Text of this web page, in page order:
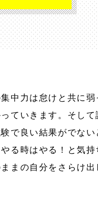
中力は怠けと共に弱
ていきます。そし
で良い結果がでない
る時はやる！と気持
まの自分をさらけ出